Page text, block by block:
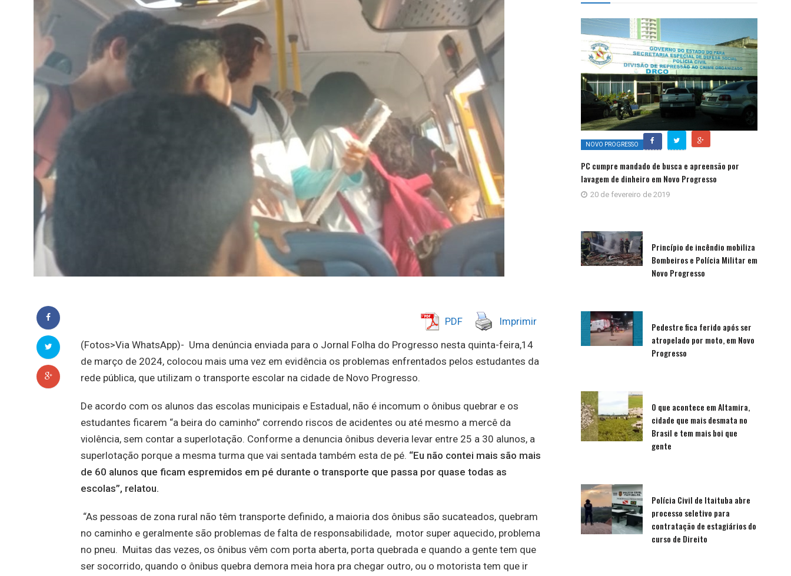
PDF Imprimir
(Fotos>Via WhatsApp)- Uma denúncia enviada para o Jornal Folha do Progresso nesta quinta-feira,14
de março de 2024, colocou mais uma vez em evidência os problemas enfrentados pelos estudantes da
rede pública, que utilizam o transporte escolar na cidade de Novo Progresso.
De acordo com os alunos das escolas municipais e Estadual, não é incomum o ônibus quebrar e os
estudantes ficarem “a beira do caminho” correndo riscos de acidentes ou até mesmo a mercê da
violência, sem contar a superlotação. Conforme a denuncia ônibus deveria levar entre 25 a 30 alunos, a
superlotação porque a mesma turma que vai sentada também esta de pé. “Eu não contei mais são mais
de 60 alunos que ficam espremidos em pé durante o transporte que passa por quase todas as
escolas”, relatou.
“As pessoas de zona rural não têm transporte definido, a maioria dos ônibus são sucateados, quebram
no caminho e geralmente são problemas de falta de responsabilidade, motor super aquecido, problema
no pneu. Muitas das vezes, os ônibus vêm com porta aberta, porta quebrada e quando a gente tem que
ser socorrido, quando o ônibus quebra demora meia hora pra chegar outro, ou o motorista tem que ir
NOVO PROGRESSO
PC cumpre mandado de busca e apreensão por
lavagem de dinheiro em Novo Progresso
20 de fevereiro de 2019
Princípio de incêndio mobiliza
Bombeiros e Polícia Militar em
Novo Progresso
Pedestre fica ferido após ser
atropelado por moto, em Novo
Progresso
O que acontece em Altamira,
cidade que mais desmata no
Brasil e tem mais boi que
gente
Polícia Civil de Itaituba abre
processo seletivo para
contratação de estagiários do
curso de Direito